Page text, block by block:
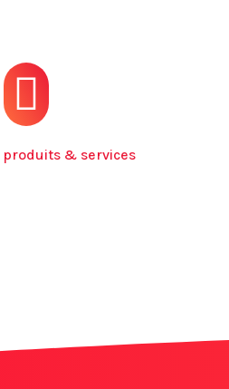
produits & services